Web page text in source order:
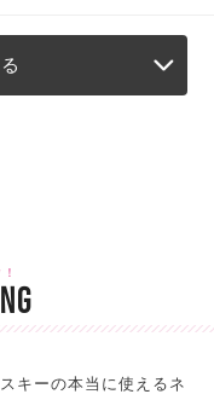
キーの本当に使えるネ